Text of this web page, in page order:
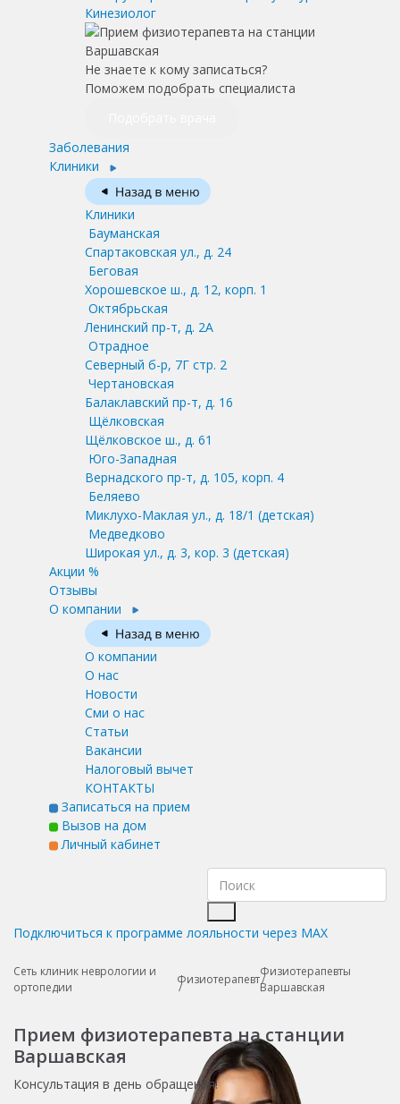
Кинезиолог
Не знаете к кому записаться?
Поможем подобрать специалиста
Заболевания
Клиники
Клиники
Бауманская
Спартаковская ул., д. 24
Беговая
Хорошевское ш., д. 12, корп. 1
Октябрьская
Ленинский пр-т, д. 2А
Отрадное
Северный б-р, 7Г стр. 2
Чертановская
Балаклавский пр-т, д. 16
Щёлковская
Щёлковское ш., д. 61
Юго-Западная
Вернадского пр-т, д. 105, корп. 4
Беляево
Миклухо-Маклая ул., д. 18/1 (детская)
Медведково
Широкая ул., д. 3, кор. 3 (детская)
Акции %
Отзывы
О компании
О компании
О нас
Новости
Сми о нас
Статьи
Вакансии
Налоговый вычет
КОНТАКТЫ
Записаться на прием
Вызов на дом
Личный кабинет
Подключиться к программе лояльности через MAX
Сеть клиник неврологии и
ортопедии
Физиотерапевт
Физиотерапевты
Варшавская
Прием физиотерапевта на станции
Варшавская
Консультация в день обращения!